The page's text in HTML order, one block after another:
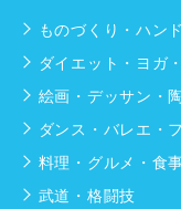
ものづくり・ハン
ダイエット・ヨガ
絵画・デッサン・
ダンス・バレエ・
料理・グルメ・食
武道・格闘技